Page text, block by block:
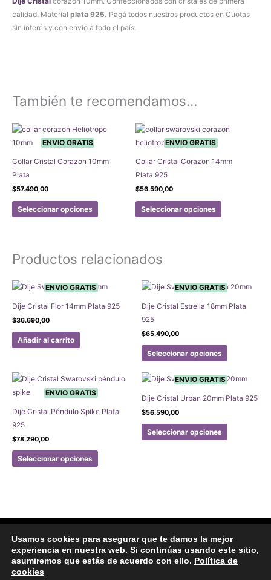
calidad. Material plata 925. Pagá todos nuestros productos en Cuotas
sin interés y con envío a todo el país.
También te recomendamos…
ENVIO GRATIS
Collar Cristal Corazon 10mm
Plata
$57.490,00
Seleccionar opciones
Este
producto
variantes.
opciones
pueden
de
producto
ENVIO GRATIS
Collar Cristal Corazon 14mm
Plata 925
$56.590,00
Seleccionar opciones
Este
producto
opciones
pueden
página
de
Productos relacionados
ENVIO GRATIS
Dije Cristal Flor 14mm Plata 925
$36.690,00
Añadir al carrito
ENVIO GRATIS
Dije Cristal Estrella 18mm Plata
925
$65.490,00
Seleccionar opciones
Este
producto
tiene
variantes.
opciones
se
de
ENVIO GRATIS
Dije Cristal Péndulo Spike Plata
925
$78.290,00
Seleccionar opciones
Este
producto
Las
pueden
ENVIO GRATIS
Dije Cristal Urban 20mm Plata 925
$56.590,00
Seleccionar opciones
Este
producto
se
elegir
en
Facebook Instagram
Aviso legal Politicas de Privacidad
Politica de Cookies
Usamos cookies para asegurar que te damos la mejor
experiencia en nuestra web. Si continúas usando este sitio,
asumiremos que estás de acuerdo con ello. Política de
cookies